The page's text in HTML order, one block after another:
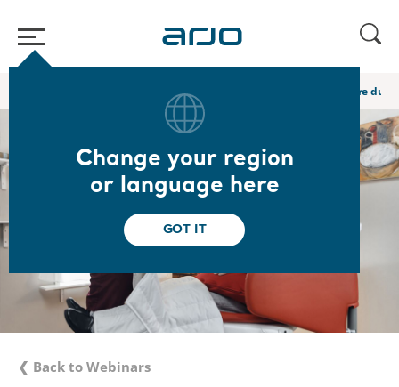
Change your region
or language here
GOT IT
Academy webinars & e-learnings Episode 4 : " L’heure
❮ Back to Webinars